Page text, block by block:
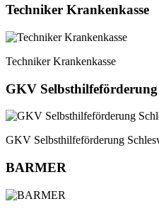
Techniker Krankenkasse
Techniker Krankenkasse
GKV Selbsthilfeförderung
GKV Selbsthilfeförderung
BARMER